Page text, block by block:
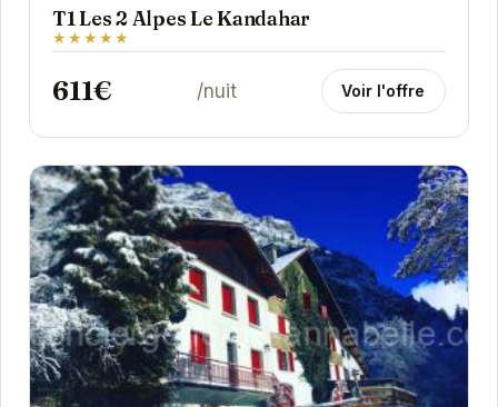
T1 Les 2 Alpes Le Kandahar
★★★★★
611€ /nuit Voir l'offre